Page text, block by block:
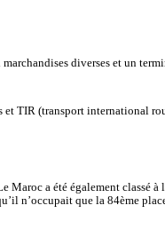
diverses et un
et TIR (transport international
Maroc a été également classé à
n’occupait que la 84ème